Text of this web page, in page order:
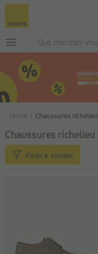
Passer au contenu principal
Home Chaussures richelieu
Chaussures richelieu
Filter & sorteer